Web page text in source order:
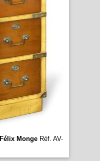
Félix MongeRéf. AV-